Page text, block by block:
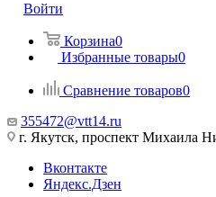
Войти
Корзина0
Избранные товары0
Сравнение товаров0
355472@vtt14.ru
г. Якутск, проспект Михаила
Вконтакте
Яндекс.Дзен